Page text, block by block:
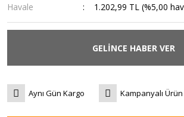
Havale
1.202,99 TL (%5,00
GELİNCE HABER VER
Aynı Gün Kargo Kampanyalı Ürün